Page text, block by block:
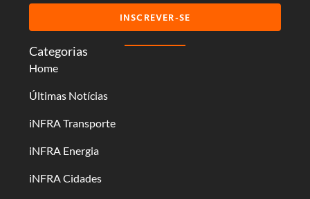
Categorias
Home
Últimas Notícias
iNFRA Transporte
iNFRA Energia
iNFRA Cidades
INSCREVER-SE